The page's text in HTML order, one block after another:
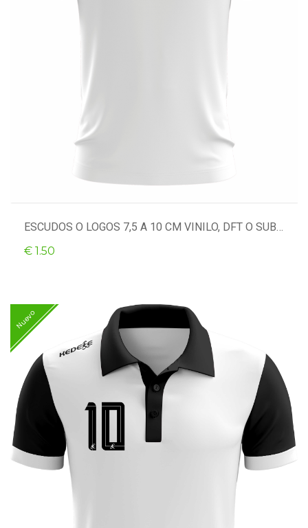
ESCUDOS O LOGOS 7,5 A 10 CM VINILO, DFT O SUBLI
€ 1.50
Nuevo